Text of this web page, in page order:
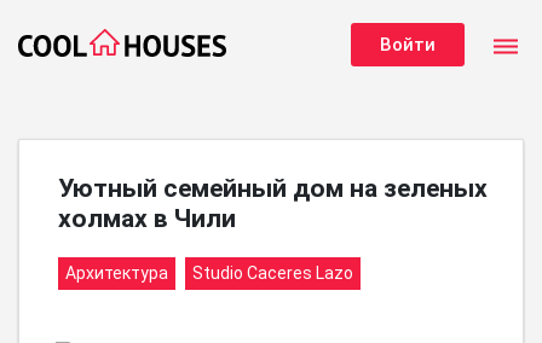
Войти dehaze
Уютный семейный дом на зеленых
холмах в Чили
Архитектура Studio Caceres Lazo